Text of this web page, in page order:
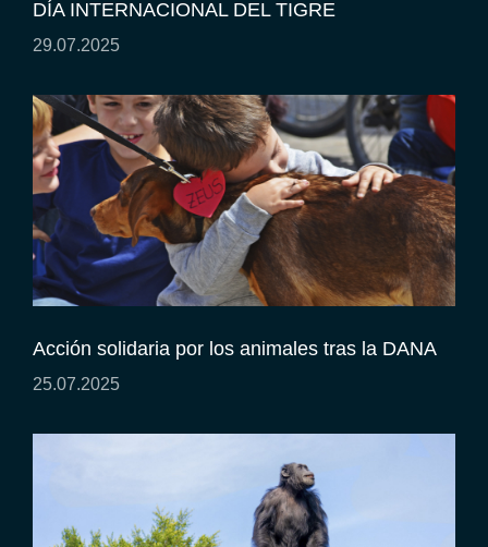
DÍA INTERNACIONAL DEL TIGRE
29.07.2025
Acción solidaria por los animales tras la DANA
25.07.2025